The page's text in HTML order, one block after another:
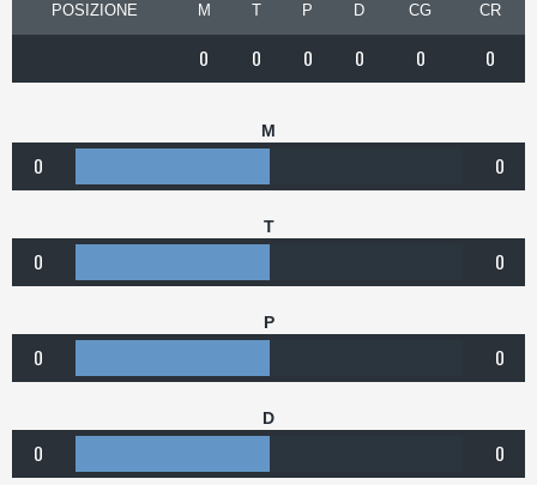
POSIZIONE M T P D CG CR
0 0 0 0 0 0
M
0 0
T
0 0
P
0 0
D
0 0